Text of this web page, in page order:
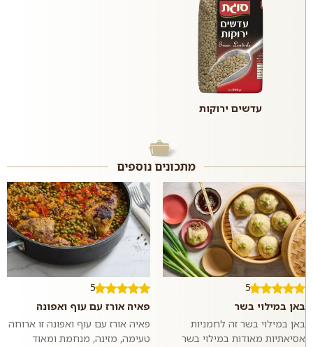
עדשים ירוקות
מתכונים נוספים
5
באן במילוי בשר
באן במילוי בשר זה לחמניות
אסיאתיות מאודות במילוי בשר
5
פאיה אורז עם עוף ואפונה
פאיה אורז עם עוף ואפונה זו ארוחה
טעימה, מזינה, מנחמת ומאוד